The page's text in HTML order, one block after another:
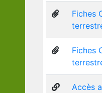
Fiches
Fiches
Accès